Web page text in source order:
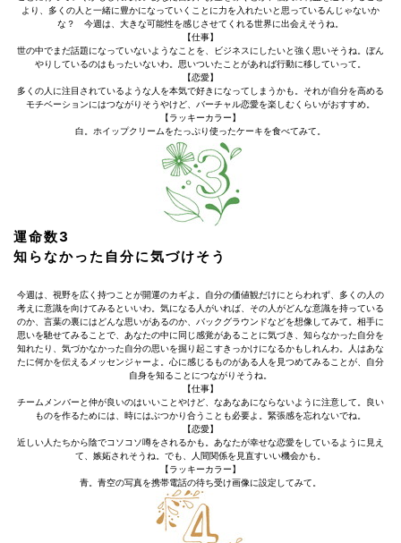
より、多くの人と一緒に豊かになっていくことに力を入れたいと思っているんじゃないか
な？ 今週は、大きな可能性を感じさせてくれる世界に出会えそうね。
【仕事】
世の中でまだ話題になっていないようなことを、ビジネスにしたいと強く思いそうね。ぼん
やりしているのはもったいないわ。思いついたことがあれば行動に移していって。
【恋愛】
多くの人に注目されているような人を本気で好きになってしまうかも。それが自分を高める
モチベーションにはつながりそうやけど、バーチャル恋愛を楽しむくらいがおすすめ。
【ラッキーカラー】
白。ホイップクリームをたっぷり使ったケーキを食べてみて。
運命数3
知らなかった自分に気づけそう
今週は、視野を広く持つことが開運のカギよ。自分の価値観だけにとらわれず、多くの人の
考えに意識を向けてみるといいわ。気になる人がいれば、その人がどんな意識を持っている
のか、言葉の裏にはどんな思いがあるのか、バックグラウンドなどを想像してみて。相手に
思いを馳せてみることで、あなたの中に同じ感覚があることに気づき、知らなかった自分を
知れたり、気づかなかった自分の思いを掘り起こすきっかけになるかもしれんわ。人はあな
たに何かを伝えるメッセンジャーよ。心に感じるものがある人を見つめてみることが、自分
自身を知ることにつながりそうね。
【仕事】
チームメンバーと仲が良いのはいいことやけど、なあなあにならないように注意して。良い
ものを作るためには、時にはぶつかり合うことも必要よ。緊張感を忘れないでね。
【恋愛】
近しい人たちから陰でコソコソ噂をされるかも。あなたが幸せな恋愛をしているように見え
て、嫉妬されそうね。でも、人間関係を見直すいい機会かも。
【ラッキーカラー】
青。青空の写真を携帯電話の待ち受け画像に設定してみて。